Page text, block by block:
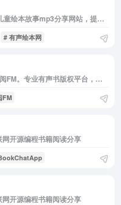
有声绘本故事是有声绘本网是一个儿童绘本故事mp3分享网站，提供儿童绘本故事在线试听和mp3下载。有国内绘本、国外绘本、国学早教、诗歌小说和课文朗诵等频道，听故事，学知识，尽在有声绘本网。
# 有声绘本网
蜜阅FM是蜜阅FM_买有声书，上蜜阅FM。专业有声书版权平台，让买书和购物一样简单。
FM
开源编程书籍阅读分享
开源编程书籍阅读分享